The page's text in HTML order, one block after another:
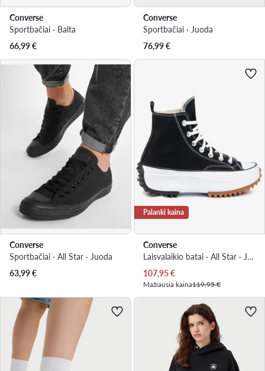
Converse
Sportbačiai · Balta
66,99€
Converse
Sportbačiai · Juoda
76,99€
Converse
Sportbačiai · All Star · Juoda
63,99€
Palanki kaina
Converse
Laisvalaikio batai · All Star · Juoda
Dabartinė kaina
107,95€
Mažiausia kaina119,95 €